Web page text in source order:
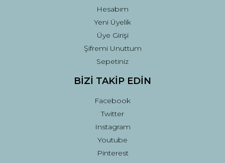
Hesabım
Yeni Üyelik
Üye Girişi
Şifremi Unuttum
Sepetiniz
BİZİ TAKİP EDİN
Facebook
Twitter
Instagram
Youtube
Pinterest